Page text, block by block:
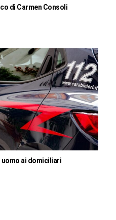
di Carmen Consoli
ai domiciliari